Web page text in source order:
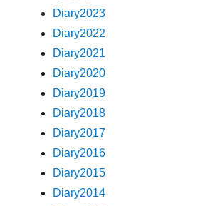
Diary2023
Diary2022
Diary2021
Diary2020
Diary2019
Diary2018
Diary2017
Diary2016
Diary2015
Diary2014